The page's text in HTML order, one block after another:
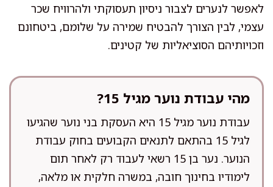
לאפשר לנערים לצבור ניסיון תעסוקתי ולהרוויח שכר
עצמי, לבין הצורך להבטיח שמירה על שלומם, ביטחונם
וזכויותיהם הסוציאליות של קטינים.
מהי עבודת נוער מגיל 15?
עבודת נוער מגיל 15 היא העסקת בני נוער שהגיעו
לגיל 15 בהתאם לתנאים הקבועים בחוק עבודת
הנוער. נער בן 15 רשאי לעבוד רק לאחר תום
לימודיו בחינוך חובה, במשרה חלקית או מלאה,